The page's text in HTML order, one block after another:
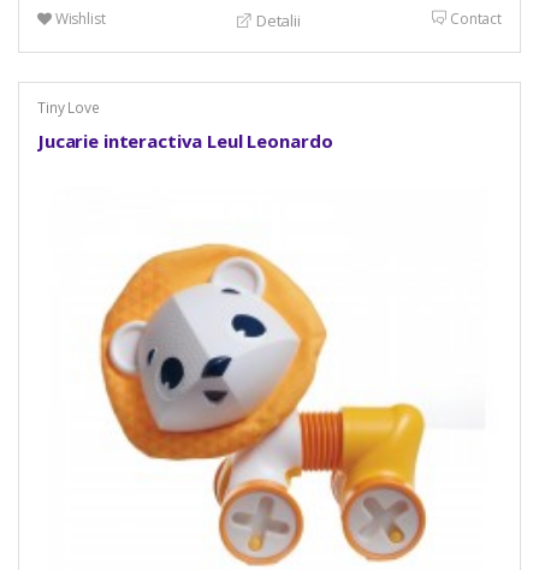
Wishlist Detalii Contact
Tiny Love
Jucarie interactiva Leul Leonardo